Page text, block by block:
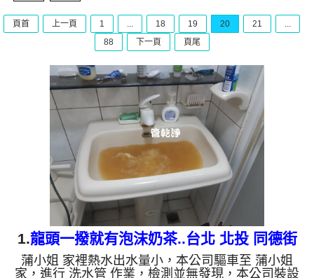
頁首 上一頁 1 ... 18 19 20 21
...
88
下一頁 頁尾
1.龍頭一撥就有泡沫奶茶..台北 北投 同德街
水管清洗
蒲小姐 家裡熱水出水量小，本公司驅車至 蒲小姐
家，進行 洗水管 作業，檢測並無發現，本公司裝設